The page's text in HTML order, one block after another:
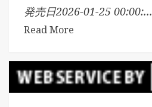
発売日2026-01-25 00:00:...
Read More